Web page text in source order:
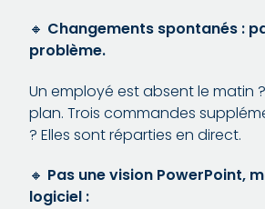
🔸 Changements spontanés :
problème.
Un employé est absent le matin
plan. Trois commandes
? Elles sont réparties en direct.
🔸 Pas une vision PowerPoint,
logiciel :